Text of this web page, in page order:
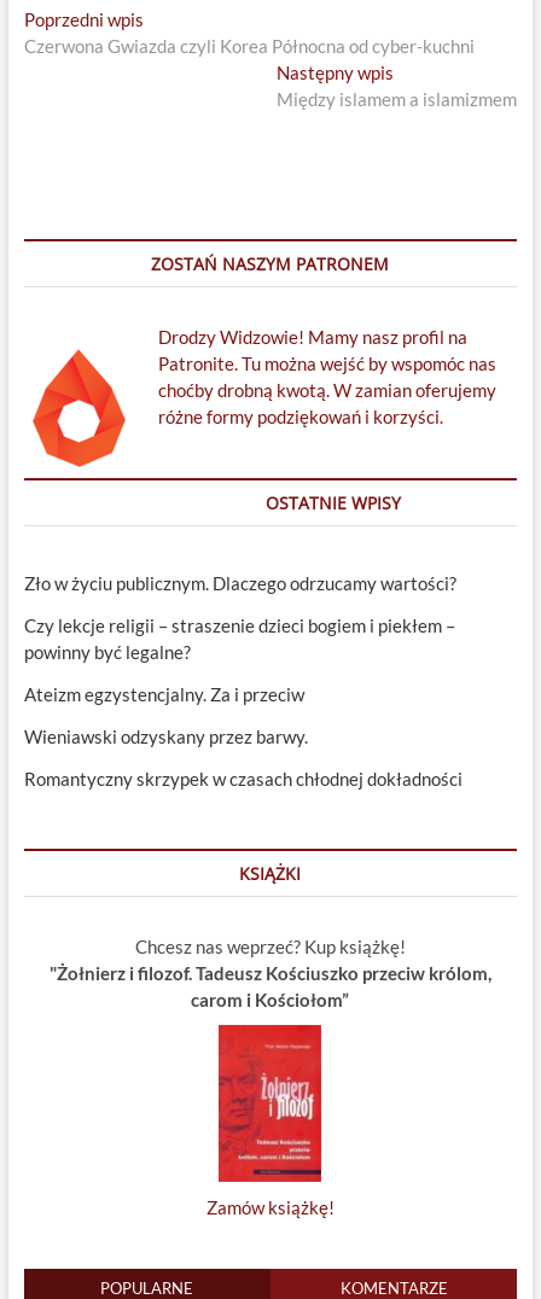
Nawigacja
wpisu
Poprzedni wpisPrevious
post:
Czerwona Gwiazda czyli Korea Północna od cyber-kuchni
Następny wpis
post:
Między islamem a islamizmem
ZOSTAŃ NASZYM PATRONEM
Drodzy Widzowie! Mamy nasz profil na
Patronite. Tu można wejść by wspomóc nas
choćby drobną kwotą. W zamian oferujemy
różne formy podziękowań i korzyści.
OSTATNIE WPISY
Zło w życiu publicznym. Dlaczego odrzucamy wartości?
Czy lekcje religii – straszenie dzieci bogiem i piekłem –
powinny być legalne?
Ateizm egzystencjalny. Za i przeciw
Wieniawski odzyskany przez barwy.
Romantyczny skrzypek w czasach chłodnej dokładności
KSIĄŻKI
Chcesz nas weprzeć? Kup książkę!
"Żołnierz i filozof. Tadeusz Kościuszko przeciw królom,
carom i Kościołom”
Zamów książkę!
POPULARNE KOMENTARZE